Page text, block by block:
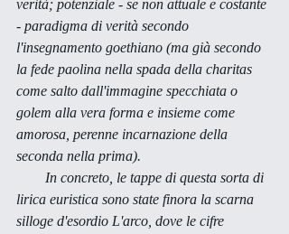
verità; potenziale - se non attuale e costante
- paradigma di verità secondo
l'insegnamento goethiano (ma già secondo
la fede paolina nella spada della charitas
come salto dall'immagine specchiata o
golem alla vera forma e insieme come
amorosa, perenne incarnazione della
seconda nella prima).
lirica euristica sono state finora la scarna
silloge d'esordio L'arco, dove le cifre